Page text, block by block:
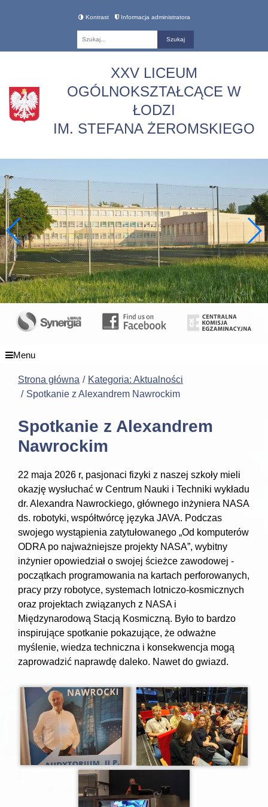
Kontrast Informacja administratora
XXV LICEUM
OGÓLNOKSZTAŁCĄCE W
ŁODZI
IM. STEFANA ŻEROMSKIEGO
Menu
Strona główna
Kategoria: Aktualności
Spotkanie z Alexandrem Nawrockim
Spotkanie z Alexandrem
Nawrockim
22 maja 2026 r, pasjonaci fizyki z naszej szkoły mieli
okazję wysłuchać w Centrum Nauki i Techniki wykładu
dr. Alexandra Nawrockiego, głównego inżyniera NASA
ds. robotyki, współtwórcę języka JAVA. Podczas
swojego wystąpienia zatytułowanego „Od komputerów
ODRA po najważniejsze projekty NASA”, wybitny
inżynier opowiedział o swojej ścieżce zawodowej -
początkach programowania na kartach perforowanych,
pracy przy robotyce, systemach lotniczo-kosmicznych
oraz projektach związanych z NASA i
Międzynarodową Stacją Kosmiczną. Było to bardzo
inspirujące spotkanie pokazujące, że odważne
myślenie, wiedza techniczna i konsekwencja mogą
zaprowadzić naprawdę daleko. Nawet do gwiazd.